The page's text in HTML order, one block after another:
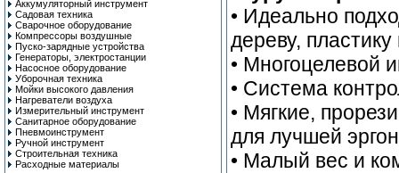
Аккумуляторный инструмент
Садовая техника
Сварочное оборудование
Компрессоры воздушные
Пуско-зарядные устройства
Генераторы, электростанции
Насосное оборудование
Уборочная техника
Мойки высокого давления
Нагреватели воздуха
Измерительный инструмент
Санитарное оборудование
Пневмоинструмент
Ручной инcтрумент
Строительная техника
Расходные материалы
• Идеально
дереву,
• Многоцелевой
• Система
• Мягкие,
для лучшей
• Малый вес и